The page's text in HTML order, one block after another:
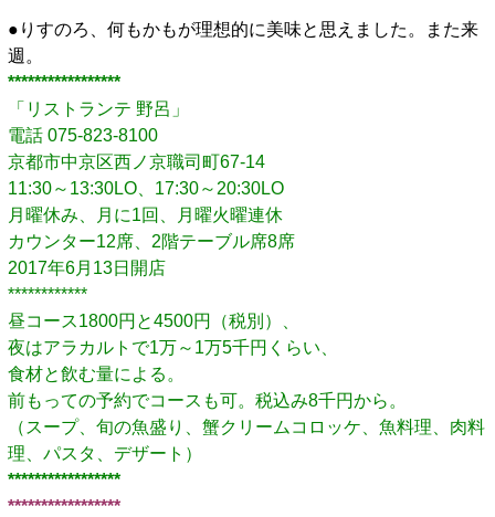
●りすのろ、何もかもが理想的に美味と思えました。また来
週。
*****************
「リストランテ 野呂」
電話 075-823-8100
京都市中京区西ノ京職司町67-14
11:30～13:30LO、17:30～20:30LO
月曜休み、月に1回、月曜火曜連休
カウンター12席、2階テーブル席8席
2017年6月13日開店
************
昼コース1800円と4500円（税別）、
夜はアラカルトで1万～1万5千円くらい、
食材と飲む量による。
前もっての予約でコースも可。税込み8千円から。
（スープ、旬の魚盛り、蟹クリームコロッケ、魚料理、肉料
理、パスタ、デザート）
*****************
*****************